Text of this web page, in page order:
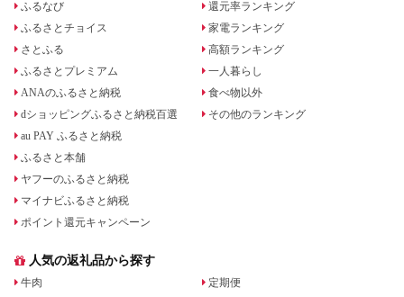
ふるなび
ふるさとチョイス
さとふる
ふるさとプレミアム
ANAのふるさと納税
dショッピングふるさと納税百選
au PAY ふるさと納税
ふるさと本舗
ヤフーのふるさと納税
マイナビふるさと納税
ポイント還元キャンペーン
還元率ランキング
家電ランキング
高額ランキング
一人暮らし
食べ物以外
その他のランキング
人気の返礼品から探す
牛肉
定期便